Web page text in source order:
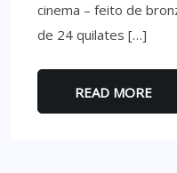
cinema – feito de
de 24 quilates […]
READ MORE